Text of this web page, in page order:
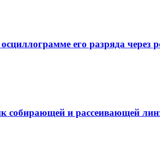
его разряда через
собирающей и рассеивающей